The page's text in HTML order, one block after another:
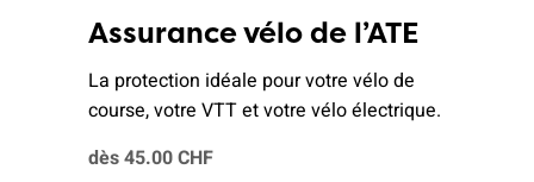
Assurance vélo de l’ATE
La protection idéale pour votre vélo de
course, votre VTT et votre vélo électrique.
dès 45.00 CHF